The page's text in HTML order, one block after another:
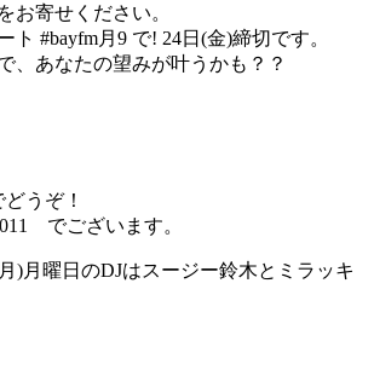
お寄せください。
ト #bayfm月9 で! 24日(金)締切です。
、あなたの望みが叶うかも？？
うぞ！
でございます。
月)月曜日のDJはスージー鈴木とミラッキ